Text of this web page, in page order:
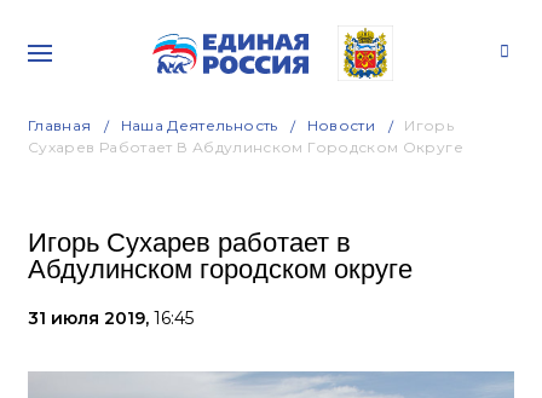
Главная Наша Деятельность Новости
Игорь
Сухарев Работает В Абдулинском Городском Округе
Игорь Сухарев работает в
Абдулинском городском округе
31 июля 2019, 16:45